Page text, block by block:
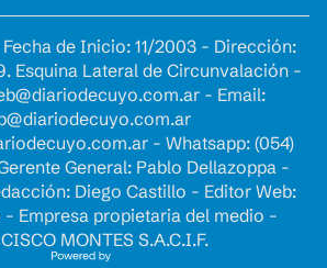
de Inicio: 11/2003 - Dirección:
Esquina Lateral de Circunvalación -
- Email:
- Whatsapp: (054)
General: Pablo Dellazoppa -
Diego Castillo - Editor Web:
Empresa propietaria del medio -
MONTES S.A.C.I.F.